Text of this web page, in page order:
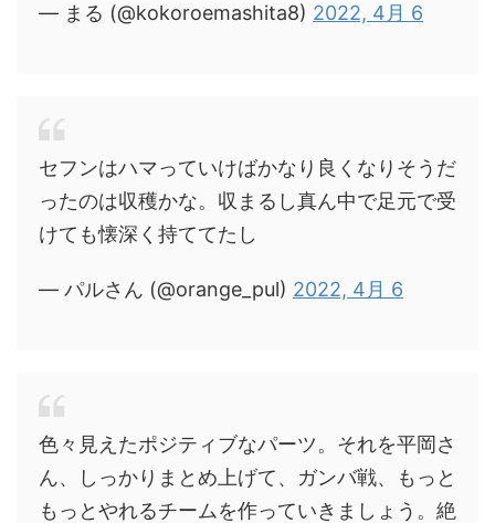
— まる (@kokoroemashita8) 2022, 4月 6
セフンはハマっていけばかなり良くなりそうだ
ったのは収穫かな。収まるし真ん中で足元で受
けても懐深く持ててたし
— パルさん (@orange_pul) 2022, 4月 6
色々見えたポジティブなパーツ。それを平岡さ
ん、しっかりまとめ上げて、ガンバ戦、もっと
もっとやれるチームを作っていきましょう。絶